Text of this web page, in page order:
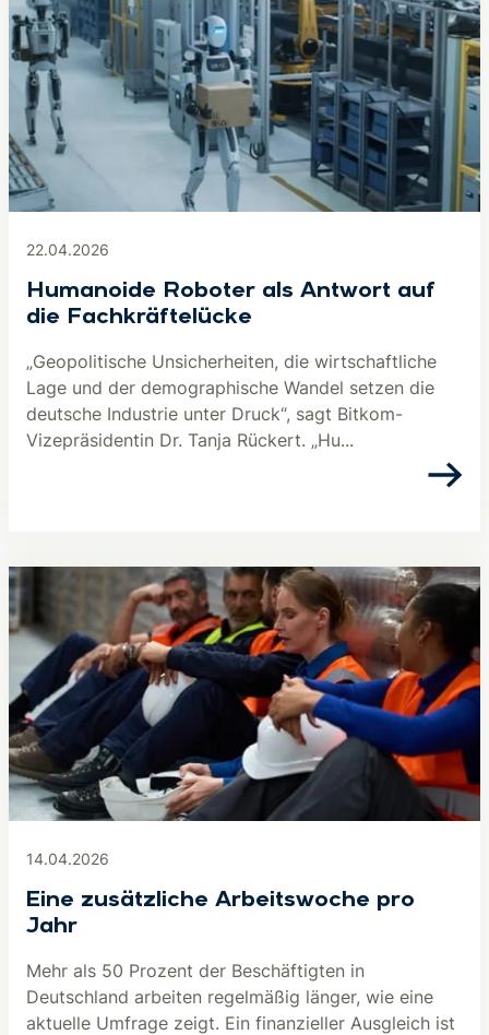
22.04.2026
Humanoide Roboter als Antwort auf
die Fachkräftelücke
„Geopolitische Unsicherheiten, die wirtschaftliche
Lage und der demographische Wandel setzen die
deutsche Industrie unter Druck“, sagt Bitkom-
Vizepräsidentin Dr. Tanja Rückert. „Hu...
14.04.2026
Eine zusätzliche Arbeitswoche pro
Jahr
Mehr als 50 Prozent der Beschäftigten in
Deutschland arbeiten regelmäßig länger, wie eine
aktuelle Umfrage zeigt. Ein finanzieller Ausgleich ist